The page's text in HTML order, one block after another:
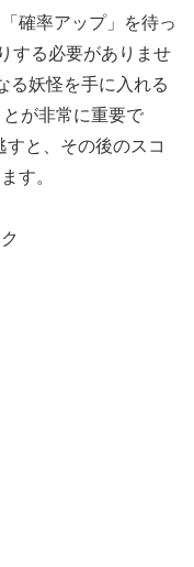
確率アップ」を待っ
する必要がありませ
る妖怪を手に入れる
が非常に重要で
と、その後のスコ
す。